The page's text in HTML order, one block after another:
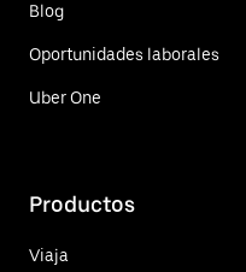
Blog
Oportunidades laborales
Uber One
Productos
Viaja